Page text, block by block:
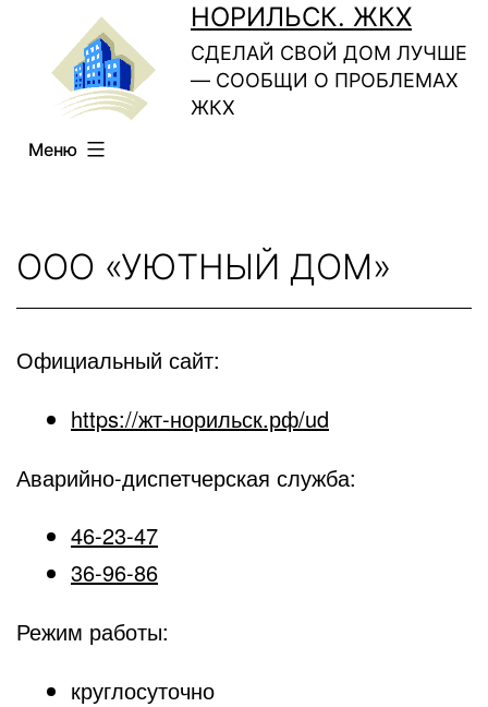
содержимому
НОРИЛЬСК. ЖКХ
СДЕЛАЙ СВОЙ ДОМ ЛУЧШЕ
— СООБЩИ О ПРОБЛЕМАХ
ЖКХ
Меню
ООО «УЮТНЫЙ ДОМ»
Официальный сайт:
https://жт-норильск.рф/ud
Аварийно-диспетчерская служба:
46-23-47
36-96-86
Режим работы:
круглосуточно